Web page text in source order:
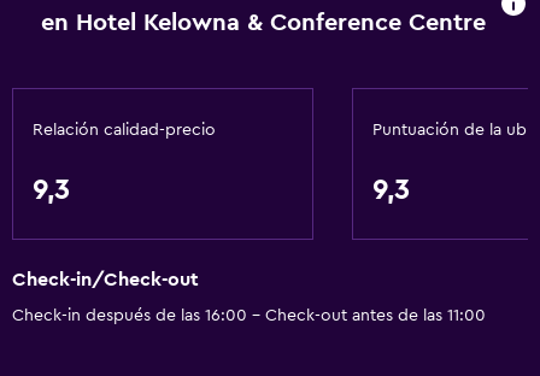
en Hotel Kelowna & Conference Centre
Relación calidad-precio
9,3
Puntuación de la
9,3
Check-in/Check-out
Check-in después de las 16:00 - Check-out antes de las 11:00